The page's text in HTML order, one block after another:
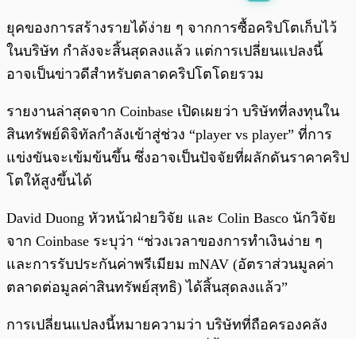
0:00/ 0:00
ยุคของการสร้างรายได้ง่าย ๆ จากการซื้อคริปโตเก็บไว้
ในบริษัท กำลังจะสิ้นสุดลงแล้ว แต่การเปลี่ยนแปลงนี้
อาจเป็นข่าวดีสำหรับตลาดคริปโตโดยรวม
รายงานล่าสุดจาก Coinbase เปิดเผยว่า บริษัทที่ลงทุนใน
สินทรัพย์ดิจิทัลกำลังเข้าสู่ช่วง “player vs player” ที่การ
แข่งขันจะเข้มข้นขึ้น ซึ่งอาจเป็นปัจจัยที่ผลักดันราคาคริป
โตให้สูงขึ้นได้
David Duong หัวหน้าฝ่ายวิจัย และ Colin Basco นักวิจัย
จาก Coinbase ระบุว่า “ช่วงเวลาของการทำเงินง่าย ๆ
และการรับประกันค่าพรีเมียม mNAV (อัตราส่วนมูลค่า
ตลาดต่อมูลค่าสินทรัพย์สุทธิ) ได้สิ้นสุดลงแล้ว”
การเปลี่ยนแปลงนี้หมายความว่า บริษัทที่ถือครองคลัง